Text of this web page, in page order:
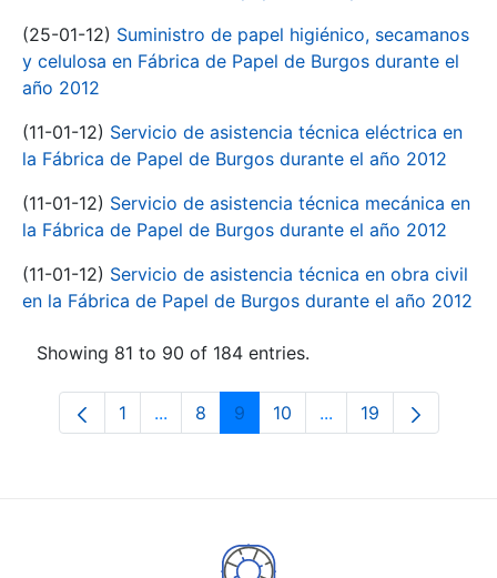
(25-01-12) Suministro de papel higiénico, secamanos
y celulosa en Fábrica de Papel de Burgos durante el
año 2012
(11-01-12) Servicio de asistencia técnica eléctrica en
la Fábrica de Papel de Burgos durante el año 2012
(11-01-12) Servicio de asistencia técnica mecánica en
la Fábrica de Papel de Burgos durante el año 2012
(11-01-12) Servicio de asistencia técnica en obra civil
en la Fábrica de Papel de Burgos durante el año 2012
Showing 81 to 90 of 184 entries.
Page
1 ...Intermediate Pages Use TAB to
Page
8 Page
9 Page
10 ...Intermediate Pages
Page
19